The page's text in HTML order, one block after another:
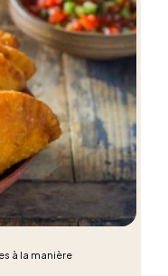
à la manière